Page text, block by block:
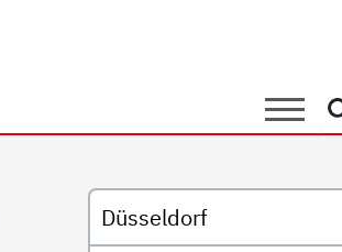
Untermenü
Düsseldorf